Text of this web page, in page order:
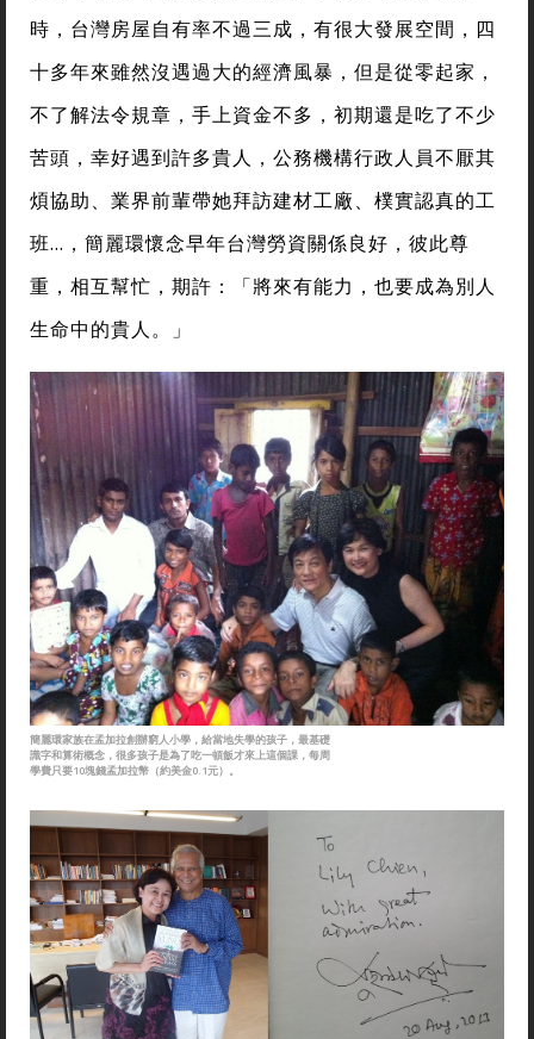
時，台灣房屋自有率不過三成，有很大發展空間，四
十多年來雖然沒遇過大的經濟風暴，但是從零起家，
不了解法令規章，手上資金不多，初期還是吃了不少
苦頭，幸好遇到許多貴人，公務機構行政人員不厭其
煩協助、業界前輩帶她拜訪建材工廠、樸實認真的工
班…，簡麗環懷念早年台灣勞資關係良好，彼此尊
重，相互幫忙，期許：「將來有能力，也要成為別人
生命中的貴人。」
簡麗環家族在孟加拉創辦窮人小學，給當地失學的孩子，最基礎
識字和算術概念，很多孩子是為了吃一頓飯才來上這個課，每周
學費只要10塊錢孟加拉幣（約美金0.1元）。